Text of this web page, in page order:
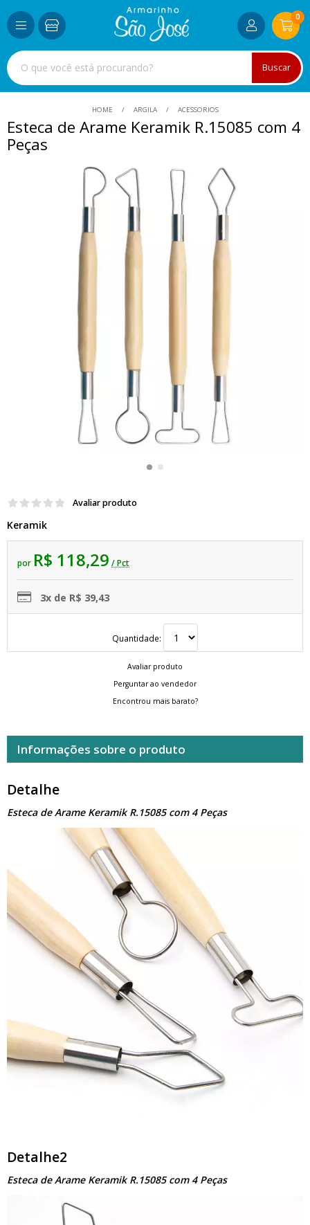
Buscar
0
HOME ARGILA ACESSORIOS
Esteca de Arame Keramik R.15085 com 4
Peças
Avaliar produto
Keramik
por R$ 118,29 / Pct
3x de R$ 39,43
Quantidade:
Avaliar produto
Perguntar ao vendedor
Encontrou mais barato?
Informações sobre o produto
Detalhe
Esteca de Arame Keramik R.15085 com 4 Peças
Detalhe2
Esteca de Arame Keramik R.15085 com 4 Peças